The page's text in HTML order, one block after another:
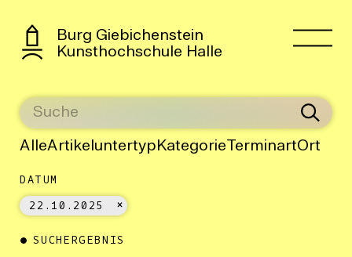
Burg Giebichenstein
Kunsthochschule Halle
AlleArtikeluntertyp KategorieTerminartOrt
DATUM
22.10.2025
SUCHERGEBNIS